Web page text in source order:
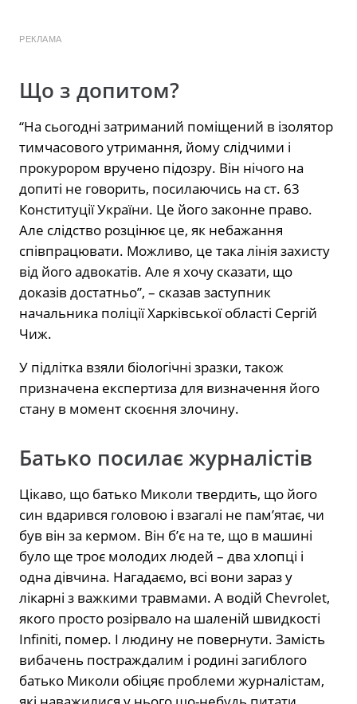
РЕКЛАМА
Що з допитом?
“На сьогодні затриманий поміщений в ізолятор
тимчасового утримання, йому слідчими і
прокурором вручено підозру. Він нічого на
допиті не говорить, посилаючись на ст. 63
Конституції України. Це його законне право.
Але слідство розцінює це, як небажання
співпрацювати. Можливо, це така лінія захисту
від його адвокатів. Але я хочу сказати, що
доказів достатньо”, – сказав заступник
начальника поліції Харківської області Сергій
Чиж.
У підлітка взяли біологічні зразки, також
призначена експертиза для визначення його
стану в момент скоєння злочину.
Батько посилає журналістів
Цікаво, що батько Миколи твердить, що його
син вдарився головою і взагалі не пам’ятає, чи
був він за кермом. Він б’є на те, що в машині
було ще троє молодих людей – два хлопці і
одна дівчина. Нагадаємо, всі вони зараз у
лікарні з важкими травмами. А водій Chevrolet,
якого просто розірвало на шаленій швидкості
Infiniti, помер. І людину не повернути. Замість
вибачень постраждалим і родині загиблого
батько Миколи обіцяє проблеми журналістам,